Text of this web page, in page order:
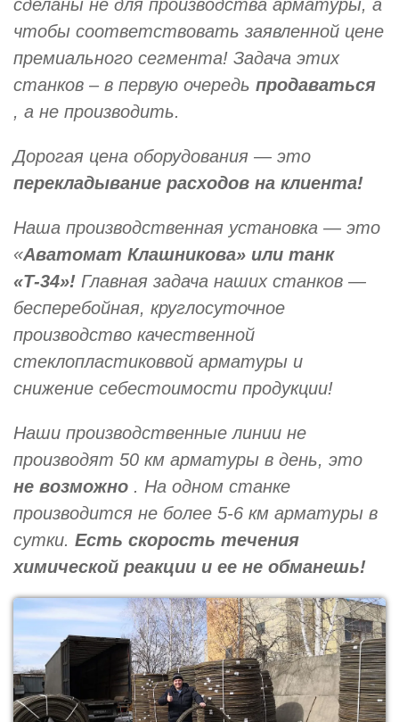
сделаны не для производства арматуры, а
чтобы соответствовать заявленной цене
премиального сегмента! Задача этих
станков – в первую очередь продаваться
, а не производить.
Дорогая цена оборудования — это
перекладывание расходов на клиента!
Наша производственная установка — это
«Аватомат Клашникова» или танк
«Т-34»! Главная задача наших станков —
бесперебойная, круглосуточное
производство качественной
стеклопластиковвой арматуры и
снижение себестоимости продукции!
Наши производственные линии не
производят 50 км арматуры в день, это
не возможно . На одном станке
производится не более 5-6 км арматуры в
сутки. Есть скорость течения
химической реакции и ее не обманешь!